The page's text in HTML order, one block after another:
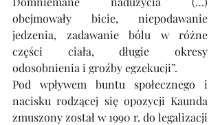
obejmowały bicie, niepodawanie
jedzenia, zadawanie bólu w różne
części ciała, długie okresy
odosobnienia i groźby egzekucji”.
Pod wpływem buntu społecznego i
nacisku rodzącej się opozycji Kaunda
zmuszony został w 1990 r. do legalizacji